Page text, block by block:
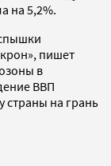
на 5,2%.
пишет
в
ВВП
страны на грань